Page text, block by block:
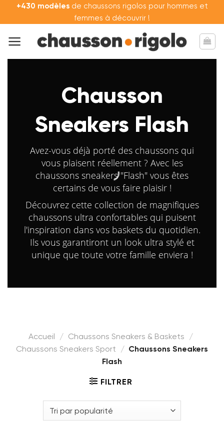
Passer+430 modèlesde chaussons rigolos pour hommes et
femmes à découvrir !
Chausson
Sneakers Flash
Avez-vous déjà porté des chaussons qui
vous plaisent réellement ? Avec les
chaussons sneakers "Flash" vous êtes
certains de vous faire plaisir !
Découvrez cette collection de magnifiques
chaussons ultra confortables qui puisent
l'inspiration dans vos baskets du quotidien.
Ils vous garantiront un look ultra stylé et
unique que toute votre famille enviera !
Accueil / Chaussons Sneakers & Baskets
/
Chaussons Sneakers Sport
/ Chaussons Sneakers
Flash
FILTRER